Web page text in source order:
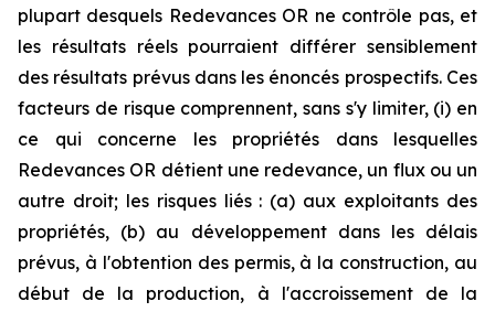
plupart desquels Redevances OR ne contrôle pas, et
les résultats réels pourraient différer sensiblement
des résultats prévus dans les énoncés prospectifs. Ces
facteurs de risque comprennent, sans s'y limiter, (i) en
ce qui concerne les propriétés dans lesquelles
Redevances OR détient une redevance, un flux ou un
autre droit; les risques liés : (a) aux exploitants des
propriétés, (b) au développement dans les délais
prévus, à l'obtention des permis, à la construction, au
début de la production, à l'accroissement de la